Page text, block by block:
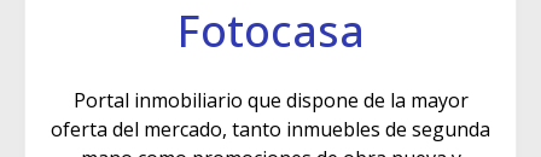
Fotocasa
Portal inmobiliario que dispone de la mayor
oferta del mercado, tanto inmuebles de segunda